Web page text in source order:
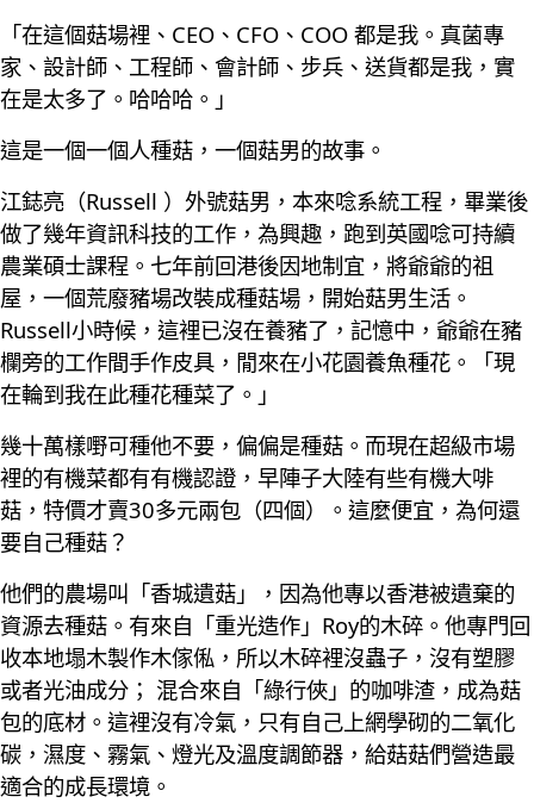
「在這個菇場裡、CEO、CFO、COO 都是我。真菌專
家、設計師、工程師、會計師、步兵、送貨都是我，實
在是太多了。哈哈哈。」
這是一個一個人種菇，一個菇男的故事。
江鋕亮（Russell ）外號菇男，本來唸系統工程，畢業後
做了幾年資訊科技的工作，為興趣，跑到英國唸可持續
農業碩士課程。七年前回港後因地制宜，將爺爺的祖
屋，一個荒廢豬場改裝成種菇場，開始菇男生活。
Russell小時候，這裡已沒在養豬了，記憶中，爺爺在豬
欄旁的工作間手作皮具，閒來在小花園養魚種花。「現
在輪到我在此種花種菜了。」
幾十萬樣嘢可種他不要，偏偏是種菇。而現在超級市場
裡的有機菜都有有機認證，早陣子大陸有些有機大啡
菇，特價才賣30多元兩包（四個）。這麼便宜，為何還
要自己種菇？
他們的農場叫「香城遺菇」，因為他專以香港被遺棄的
資源去種菇。有來自「重光造作」Roy的木碎。他專門回
收本地塌木製作木傢俬，所以木碎裡沒蟲子，沒有塑膠
或者光油成分； 混合來自「綠行俠」的咖啡渣，成為菇
包的底材。這裡沒有冷氣，只有自己上網學砌的二氧化
碳，濕度、霧氣、燈光及溫度調節器，給菇菇們營造最
適合的成長環境。